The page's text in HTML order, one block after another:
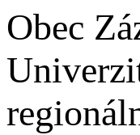
Obec